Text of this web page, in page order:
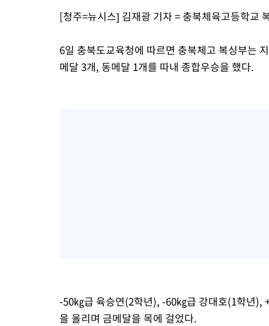
'최고 37도' 폭염 지속…강원동해안 최대 150㎜ 비
[청주=뉴시스] 김재광 기자 = 충북체육고등학교
6일 충북도교육청에 따르면 충북체고 복싱부는
메달 3개, 동메달 1개를 따내 종합우승을 했다.
-50㎏급 육승연(2학년), -60㎏급 강대호(1학년),
을 올리며 금메달을 목에 걸었다.